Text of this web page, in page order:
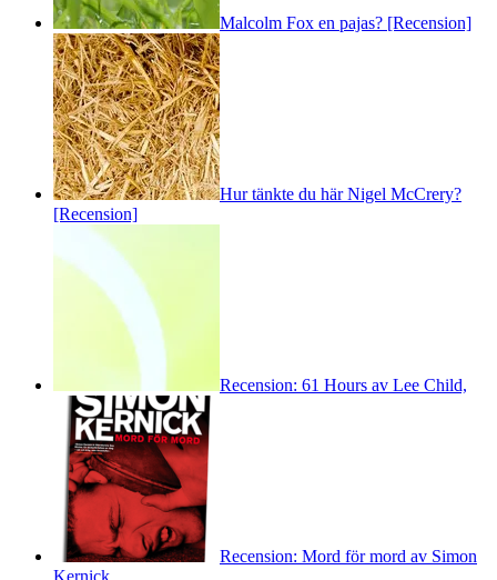
Malcolm Fox en pajas? [Recension]
Hur tänkte du här Nigel McCrery?
[Recension]
Recension: 61 Hours av Lee Child,
Recension: Mord för mord av Simon